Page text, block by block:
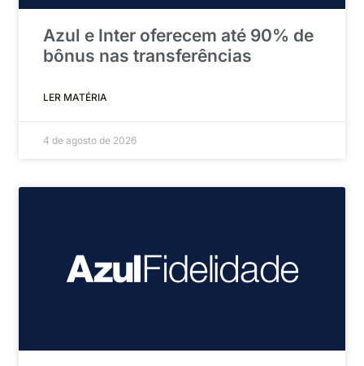
Azul e Inter oferecem até 90% de
bônus nas transferências
LER MATÉRIA
4 de agosto de 2026